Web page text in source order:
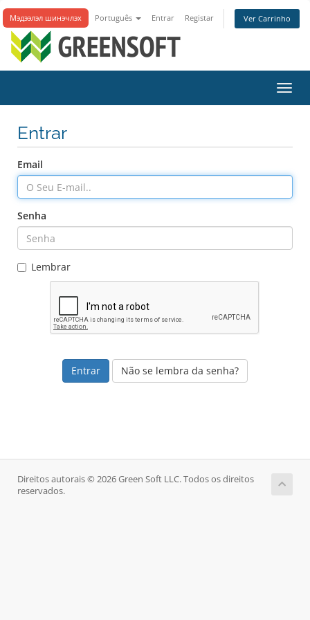
Мэдээлэл шинэчлэх Português Entrar Registar Ver Carrinho
Entrar
Email
Senha
Lembrar
Não se lembra da senha?
Direitos autorais © 2026 Green Soft LLC. Todos os direitos
reservados.